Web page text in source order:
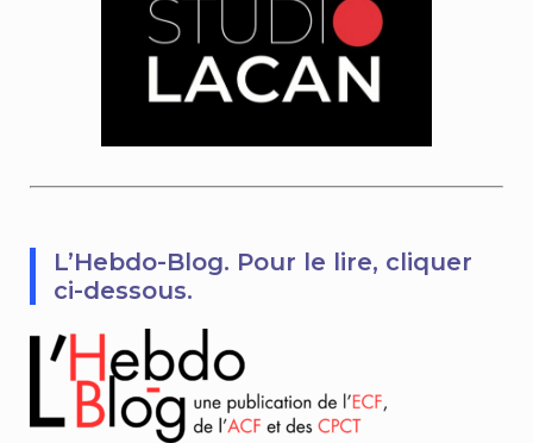
L’Hebdo-Blog. Pour le lire, cliquer
ci-dessous.